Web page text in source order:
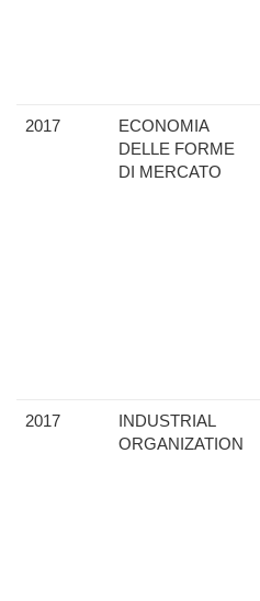
2017
ECONOMIA
DELLE FORME
DI MERCATO
2017
INDUSTRIAL
ORGANIZATION